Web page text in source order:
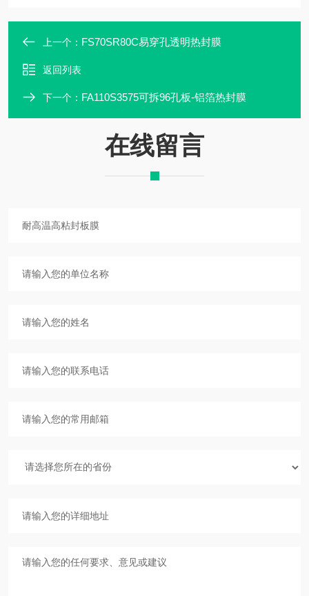
上一个： FS70SR80C易穿孔透明热封膜
返回列表
下一个： FA110S3575可拆96孔板-铝箔热封膜
在线留言